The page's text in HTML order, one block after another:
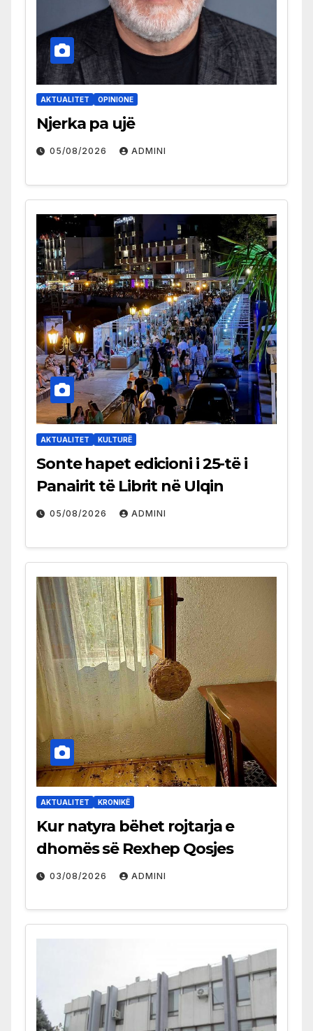
AKTUALITET OPINIONE
Njerka pa ujë
05/08/2026 ADMINI
AKTUALITET KULTURË
Sonte hapet edicioni i 25-të i
Panairit të Librit në Ulqin
05/08/2026 ADMINI
AKTUALITET KRONIKË
Kur natyra bëhet rojtarja e
dhomës së Rexhep Qosjes
03/08/2026 ADMINI